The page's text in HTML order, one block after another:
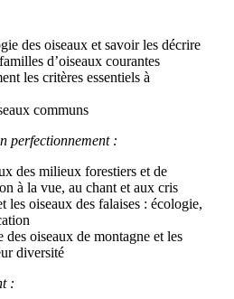
des oiseaux et savoir les décrire
d’oiseaux courantes
les critères essentiels à
communs
perfectionnement :
des milieux forestiers et de
à la vue, au chant et aux cris
les oiseaux des falaises : écologie,
des oiseaux de montagne et les
diversité
: